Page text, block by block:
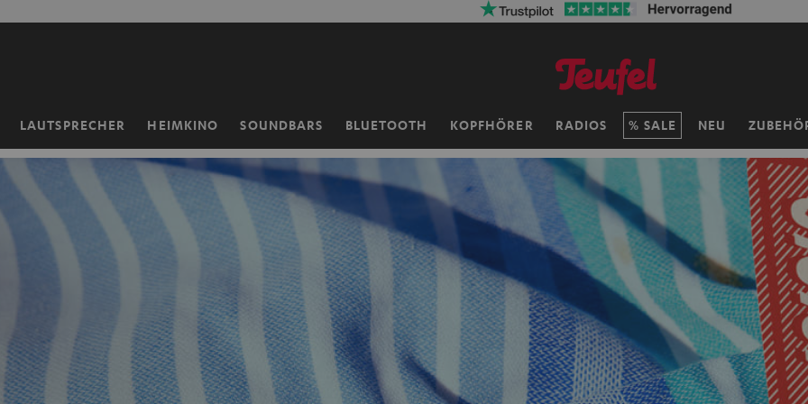
LAUTSPRECHER HEIMKINO SOUNDBARS BLUETOOTH KOPFHÖRER RADIOS SALE NEU
Startseite